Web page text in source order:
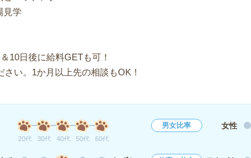
見学
10日後に給料GETも可！
い。1か月以上先の相談もOK！
20代 30代 40代 50代 60代
男女比率 女性